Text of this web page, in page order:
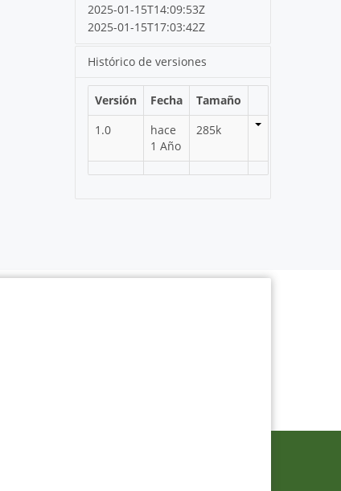
2025-01-15T14:09:53Z
2025-01-15T17:03:42Z
Histórico de versiones
Versión Fecha
Tamaño
1.0
hace
1 Año
285k